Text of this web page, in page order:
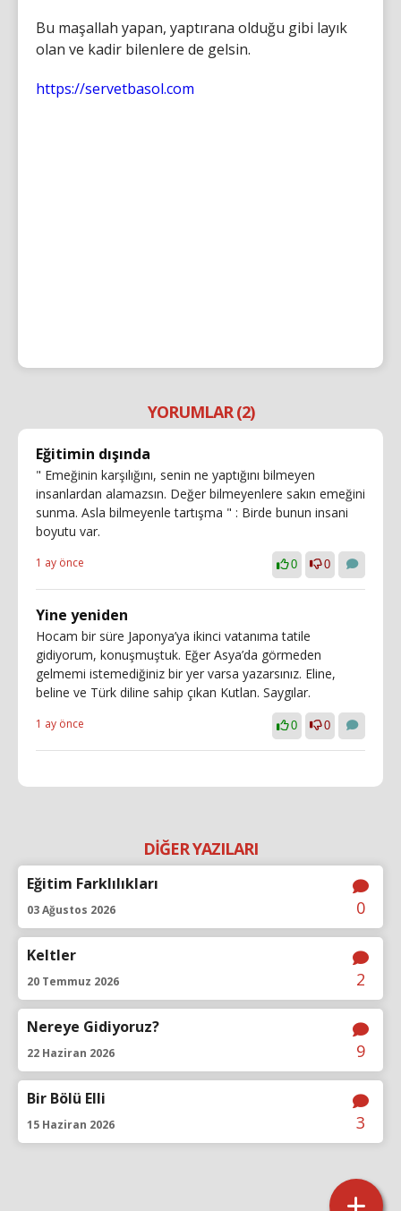
Bu maşallah yapan, yaptırana olduğu gibi layık
olan ve kadir bilenlere de gelsin.
https://servetbasol.com
YORUMLAR (2)
Eğitimin dışında
" Emeğinin karşılığını, senin ne yaptığını bilmeyen
insanlardan alamazsın. Değer bilmeyenlere sakın emeğini
sunma. Asla bilmeyenle tartışma " : Birde bunun insani
boyutu var.
1 ay önce 0 0
Yine yeniden
Hocam bir süre Japonya’ya ikinci vatanıma tatile
gidiyorum, konuşmuştuk. Eğer Asya’da görmeden
gelmemi istemediğiniz bir yer varsa yazarsınız. Eline,
beline ve Türk diline sahip çıkan Kutlan. Saygılar.
1 ay önce 0 0
DİĞER YAZILARI
Eğitim Farklılıkları
03 Ağustos 2026 0
Keltler
20 Temmuz 2026 2
Nereye Gidiyoruz?
22 Haziran 2026 9
Bir Bölü Elli
15 Haziran 2026 3